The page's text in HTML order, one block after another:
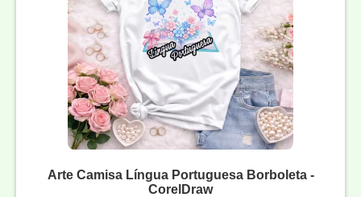
Arte Camisa Língua Portuguesa Borboleta -
CorelDraw